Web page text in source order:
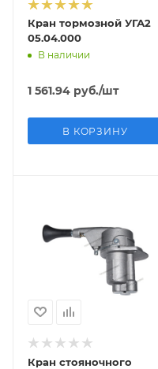
Кран тормозной УГА2
05.04.000
В наличии
1 561.94 руб./шт
В КОРЗИНУ
Кран стояночного